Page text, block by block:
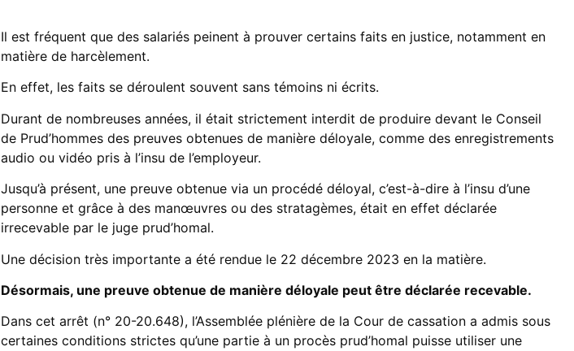
Il est fréquent que des salariés peinent à prouver certains faits en justice, notamment en
matière de harcèlement.
En effet, les faits se déroulent souvent sans témoins ni écrits.
Durant de nombreuses années, il était strictement interdit de produire devant le Conseil
de Prud’hommes des preuves obtenues de manière déloyale, comme des enregistrements
audio ou vidéo pris à l’insu de l’employeur.
Jusqu’à présent, une preuve obtenue via un procédé déloyal, c’est-à-dire à l’insu d’une
personne et grâce à des manœuvres ou des stratagèmes, était en effet déclarée
irrecevable par le juge prud’homal.
Une décision très importante a été rendue le 22 décembre 2023 en la matière.
Désormais, une preuve obtenue de manière déloyale peut être déclarée recevable.
Dans cet arrêt (n° 20-20.648), l’Assemblée plénière de la Cour de cassation a admis sous
certaines conditions strictes qu’une partie à un procès prud’homal puisse utiliser une